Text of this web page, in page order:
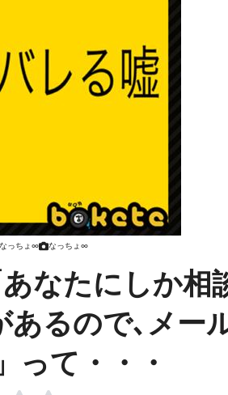
なっちょ∞ なっちょ∞
なたにしか相
るので､メー
って・・・